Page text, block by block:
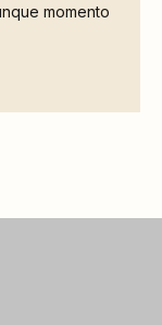
momento